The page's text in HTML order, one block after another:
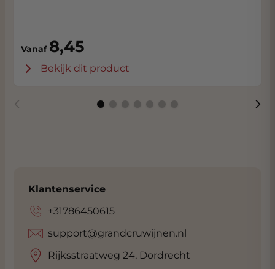
Vanaf 8,45
Bekijk dit product
Klantenservice
+31786450615
support@grandcruwijnen.nl
Rijksstraatweg 24, Dordrecht